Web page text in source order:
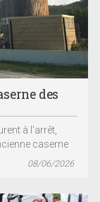
des
à l’arrêt,
caserne
08/06/2026